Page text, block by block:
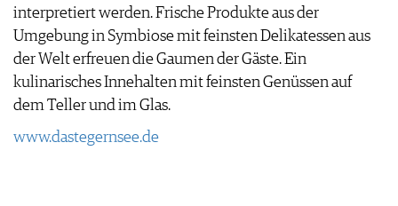
interpretiert werden. Frische Produkte aus der
Umgebung in Symbiose mit feinsten Delikatessen aus
der Welt erfreuen die Gaumen der Gäste. Ein
kulinarisches Innehalten mit feinsten Genüssen auf
dem Teller und im Glas.
www.dastegernsee.de